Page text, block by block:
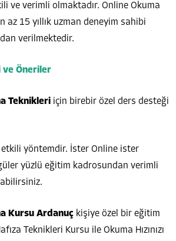
ve verimli olmaktadır. Online Okuma
az 15 yıllık uzman deneyim sahibi
verilmektedir.
ve Öneriler
Teknikleri için birebir özel ders desteği
etkili yöntemdir. İster Online ister
yüzlü eğitim kadrosundan verimli
Kursu Ardanuç kişiye özel bir eğitim
Teknikleri Kursu ile Okuma Hızınızı